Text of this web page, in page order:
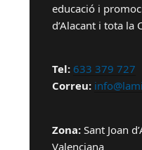
educació i
d’Alacant i tota la
Tel: 633 379 727
Correu:
Zona: Sant Joan
Valenciana